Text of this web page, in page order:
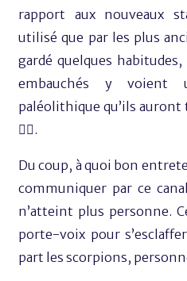
rapport aux nouveaux
utilisé que par les plus
gardé quelques
embauchés y voient
paléolithique qu’ils
🙅‍♀️​.
Du coup, à quoi bon
communiquer par ce
n’atteint plus personne.
porte-voix pour
part les scorpions,